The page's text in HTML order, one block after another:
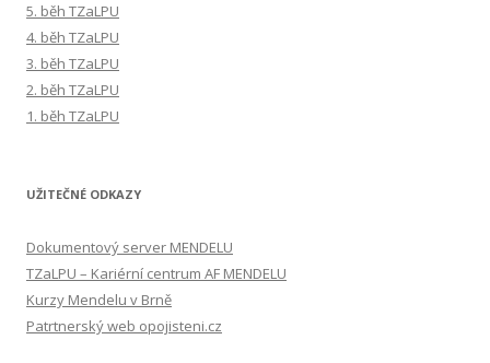
5. běh TZaLPU
4. běh TZaLPU
3. běh TZaLPU
2. běh TZaLPU
1. běh TZaLPU
UŽITEČNÉ ODKAZY
Dokumentový server MENDELU
TZaLPU – Kariérní centrum AF MENDELU
Kurzy Mendelu v Brně
Patrtnerský web opojisteni.cz